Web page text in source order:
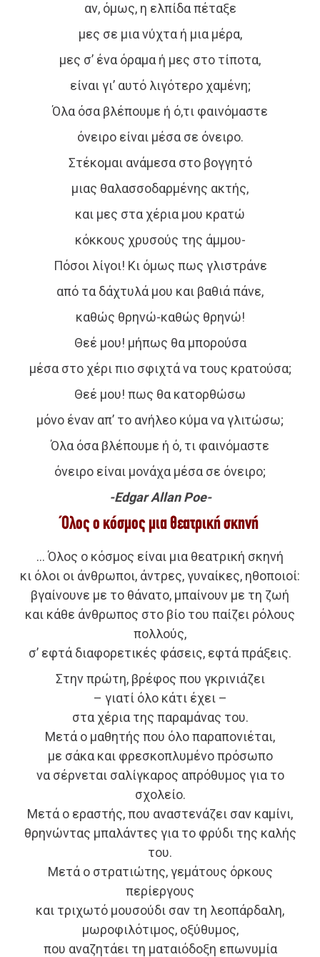
αν, όμως, η ελπίδα πέταξε
μες σε μια νύχτα ή μια μέρα,
μες σ’ ένα όραμα ή μες στο τίποτα,
είναι γι’ αυτό λιγότερο χαμένη;
Όλα όσα βλέπουμε ή ό,τι φαινόμαστε
όνειρο είναι μέσα σε όνειρο.
Στέκομαι ανάμεσα στο βογγητό
μιας θαλασσοδαρμένης ακτής,
και μες στα χέρια μου κρατώ
κόκκους χρυσούς της άμμου-
Πόσοι λίγοι! Κι όμως πως γλιστράνε
από τα δάχτυλά μου και βαθιά πάνε,
καθώς θρηνώ-καθώς θρηνώ!
Θεέ μου! μήπως θα μπορούσα
μέσα στο χέρι πιο σφιχτά να τους κρατούσα;
Θεέ μου! πως θα κατορθώσω
μόνο έναν απ’ το ανήλεο κύμα να γλιτώσω;
Όλα όσα βλέπουμε ή ό, τι φαινόμαστε
όνειρο είναι μονάχα μέσα σε όνειρο;
-Edgar Allan Poe-
Όλος ο κόσμος μια θεατρική σκηνή
… Όλος ο κόσμος είναι μια θεατρική σκηνή
κι όλοι οι άνθρωποι, άντρες, γυναίκες, ηθοποιοί:
βγαίνουνε με το θάνατο, μπαίνουν με τη ζωή
και κάθε άνθρωπος στο βίο του παίζει ρόλους
πολλούς,
σ’ εφτά διαφορετικές φάσεις, εφτά πράξεις.
Στην πρώτη, βρέφος που γκρινιάζει
– γιατί όλο κάτι έχει –
στα χέρια της παραμάνας του.
Μετά ο μαθητής που όλο παραπονιέται,
με σάκα και φρεσκοπλυμένο πρόσωπο
να σέρνεται σαλίγκαρος απρόθυμος για το
σχολείο.
Μετά ο εραστής, που αναστενάζει σαν καμίνι,
θρηνώντας μπαλάντες για το φρύδι της καλής
του.
Μετά ο στρατιώτης, γεμάτους όρκους
περίεργους
και τριχωτό μουσούδι σαν τη λεοπάρδαλη,
μωροφιλότιμος, οξύθυμος,
που αναζητάει τη ματαιόδοξη επωνυμία